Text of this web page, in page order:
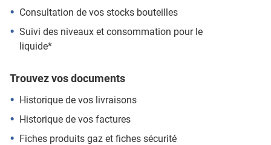
Consultation de vos stocks bouteilles
Suivi des niveaux et consommation pour le
liquide*
Trouvez vos documents
Historique de vos livraisons
Historique de vos factures
Fiches produits gaz et fiches sécurité